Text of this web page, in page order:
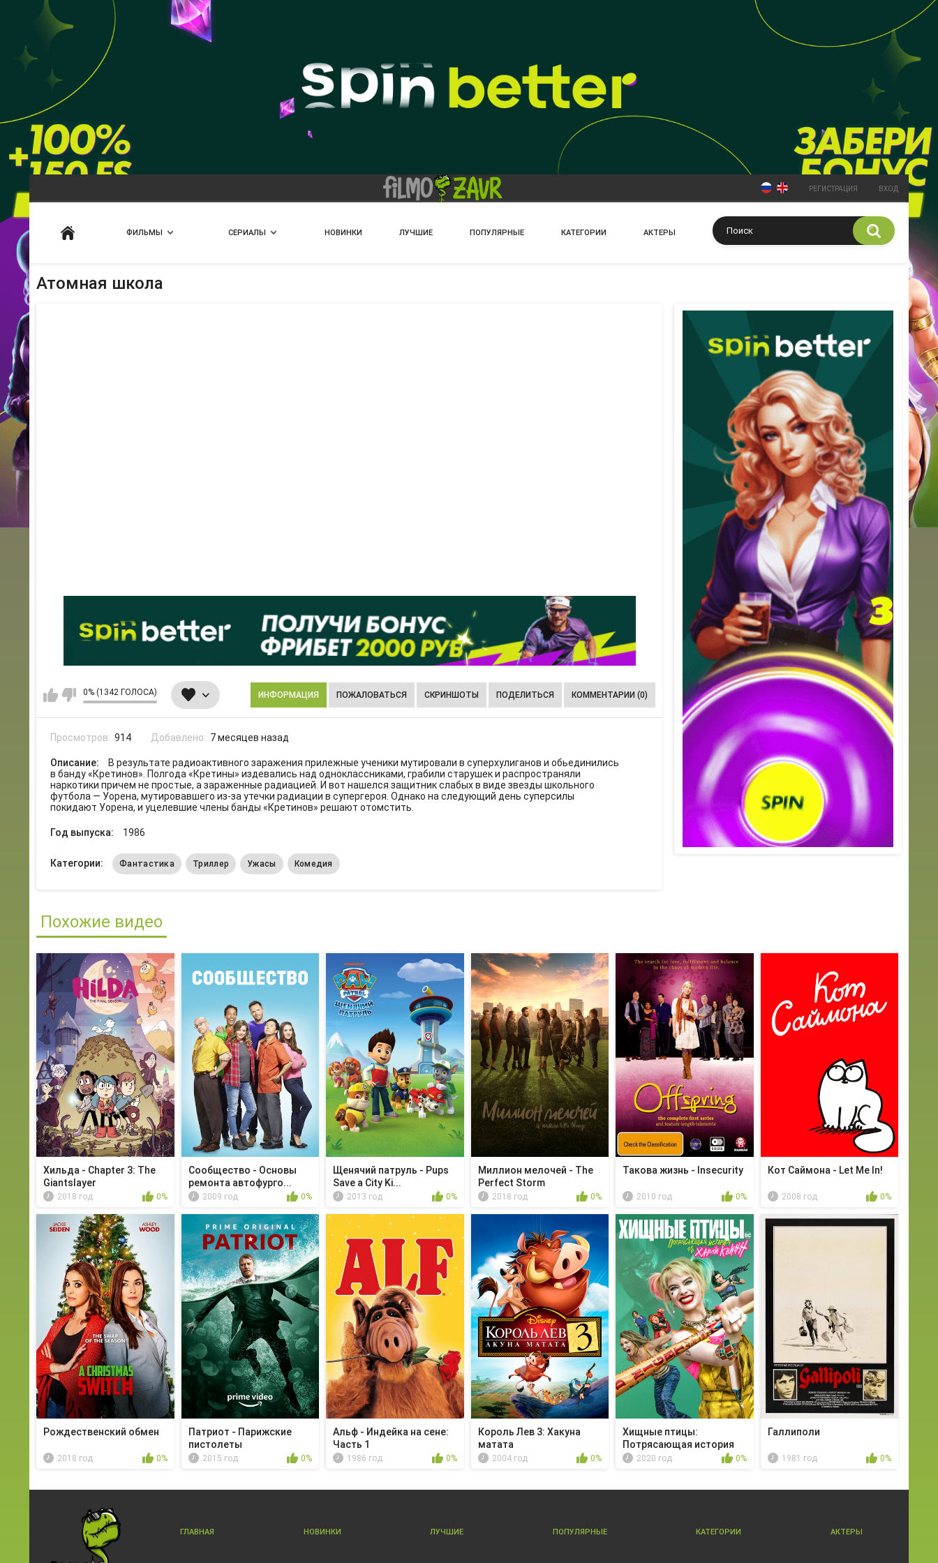
РЕГИСТРАЦИЯ ВХОД
ФИЛЬМЫ СЕРИАЛЫ НОВИНКИ ЛУЧШИЕ ПОПУЛЯРНЫЕ КАТЕГОРИИ АКТЕРЫ
Атомная школа
0% (1342 ГОЛОСА) ИНФОРМАЦИЯ ПОЖАЛОВАТЬСЯ СКРИНШОТЫ ПОДЕЛИТЬСЯ КОММЕНТАРИИ (0)
Просмотров: 914 Добавлено: 7 месяцев назад
Описание:
В результате радиоактивного заражения прилежные ученики мутировали в суперхулиганов и обьединились
в банду «Кретинов». Полгода «Кретины» издевались над одноклассниками, грабили старушек и распространяли
наркотики причем не простые, а зараженные радиацией. И вот нашелся защитник слабых в виде звезды школьного
футбола — Уорена, мутировавшего из-за утечки радиации в супергероя. Однако на следующий день суперсилы
покидают Уорена, и уцелевшие члены банды «Кретинов» решают отомстить.
Год выпуска: 1986
Категории: Фантастика Триллер Ужасы Комедия
Похожие видео
Хильда - Chapter 3: The
Giantslayer
2018 год 0%
Сообщество - Основы
ремонта автофурго...
2009 год 0%
Щенячий патруль - Pups
Save a City Ki...
2013 год 0%
Миллион мелочей - The
Perfect Storm
2018 год 0%
Такова жизнь - Insecurity
2010 год 0%
Кот Саймона - Let Me In!
2008 год 0%
Рождественский обмен
2018 год 0%
Патриот - Парижские
пистолеты
2015 год 0%
Альф - Индейка на сене:
Часть 1
1986 год 0%
Король Лев 3: Хакуна
матата
2004 год 0%
Хищные птицы:
Потрясающая история
Хар...2020 год 0%
Галлиполи
1981 год 0%
ГЛАВНАЯ НОВИНКИ ЛУЧШИЕ ПОПУЛЯРНЫЕ КАТЕГОРИИ АКТЕРЫ